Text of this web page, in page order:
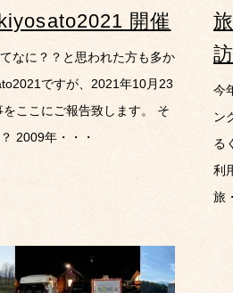
開催
なに？？と思われた方も多か
ですが、2021年10月23
ここにご報告致します。 そ
2009年・・・
今
ン
る
利
旅